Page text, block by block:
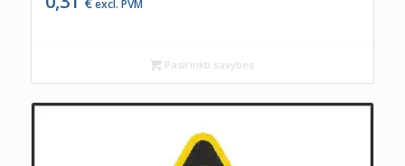
excl. PVM
Pasirinkti savybes